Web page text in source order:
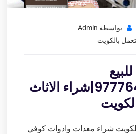
بواسطة Admin
بالكويت
بالكويت97776408|شراء الاثاث
شراء معدات وادوات كوفي